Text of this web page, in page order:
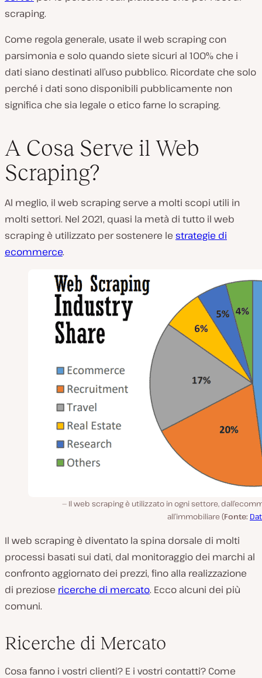
scraping.
Come regola generale, usate il web scraping con
parsimonia e solo quando siete sicuri al 100% che i
dati siano destinati all’uso pubblico. Ricordate che solo
perché i dati sono disponibili pubblicamente non
significa che sia legale o etico farne lo scraping.
A Cosa Serve il Web
Scraping?
Al meglio, il web scraping serve a molti scopi utili in
molti settori. Nel 2021, quasi la metà di tutto il web
scraping è utilizzato per sostenere le strategie di
ecommerce.
Il web scraping è utilizzato in ogni settore,
all’immobiliare (Fonte:
Il web scraping è diventato la spina dorsale di molti
processi basati sui dati, dal monitoraggio dei marchi al
confronto aggiornato dei prezzi, fino alla realizzazione
di preziose ricerche di mercato. Ecco alcuni dei più
comuni.
Ricerche di Mercato
Cosa fanno i vostri clienti? E i vostri contatti? Come